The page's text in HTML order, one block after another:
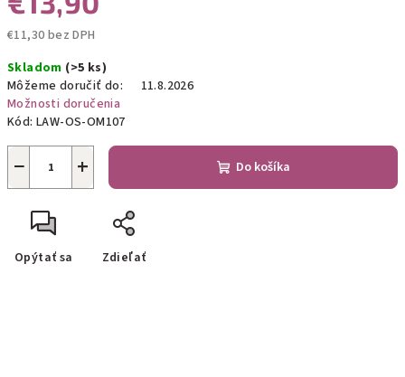
€11,30 bez DPH
cena:
Skladom (>5 ks)
Môžeme doručiť do:
11.8.2026
Možnosti doručenia
Kód: LAW-OS-OM107
+
− Do košíka
Opýtať sa Zdieľať